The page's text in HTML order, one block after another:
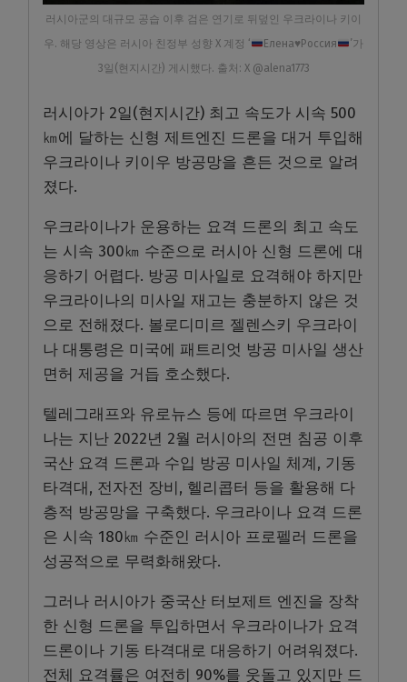
러시아군의 대규모 공습 이후 검은 연기로 뒤덮인 우크라이나 키이
우. 해당 영상은 러시아 친정부 성향 X 계정 ‘
Елена♥️ Россия
’가
3일(현지시간) 게시했다. 출처: X @alena1773
러시아가 2일(현지시간) 최고 속도가 시속 500
㎞에 달하는 신형 제트엔진 드론을 대거 투입해
우크라이나 키이우 방공망을 흔든 것으로 알려
졌다.
우크라이나가 운용하는 요격 드론의 최고 속도
는 시속 300㎞ 수준으로 러시아 신형 드론에 대
응하기 어렵다. 방공 미사일로 요격해야 하지만
우크라이나의 미사일 재고는 충분하지 않은 것
으로 전해졌다. 볼로디미르 젤렌스키 우크라이
나 대통령은 미국에 패트리엇 방공 미사일 생산
면허 제공을 거듭 호소했다.
텔레그래프와 유로뉴스 등에 따르면 우크라이
나는 지난 2022년 2월 러시아의 전면 침공 이후
국산 요격 드론과 수입 방공 미사일 체계, 기동
타격대, 전자전 장비, 헬리콥터 등을 활용해 다
층적 방공망을 구축했다. 우크라이나 요격 드론
은 시속 180㎞ 수준인 러시아 프로펠러 드론을
성공적으로 무력화해왔다.
그러나 러시아가 중국산 터보제트 엔진을 장착
한 신형 드론을 투입하면서 우크라이나가 요격
드론이나 기동 타격대로 대응하기 어려워졌다.
전체 요격률은 여전히 90%를 웃돌고 있지만 드